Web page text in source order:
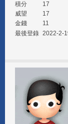
積分
17
威望
17
金錢
11
最後登錄 2022-2-